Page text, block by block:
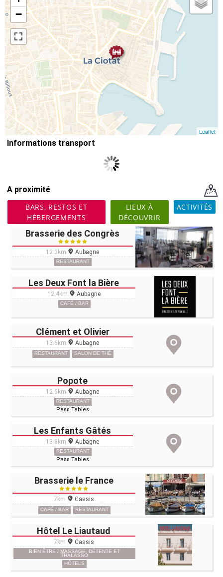
−
Leaflet
Informations transport
A proximité
BARS, RESTOS ET
HÉBERGEMENTS
LIEUX À
DÉCOUVRIR
ACTIVITÉS
Brasserie des Congrès
12.3km Aubagne
RESTAURANT
Les Deux Font la Bière
12.4km Aubagne
CAFÉ / BAR
Clément et Olivier
13.6km Aubagne
RESTAURANT SALON DE THÉ
Popote
12.6km Aubagne
RESTAURANT
Pass Tables
Les Enfants Gâtés
13.8km Aubagne
RESTAURANT
Pass Tables
Brasserie le France
7km Cassis
CAFÉ / BAR RESTAURANT
Hôtel Le Liautaud
7km Cassis
BIEN ÊTRE / MASSAGE, DÉTENTE ET
THALASSO
HÔTELS